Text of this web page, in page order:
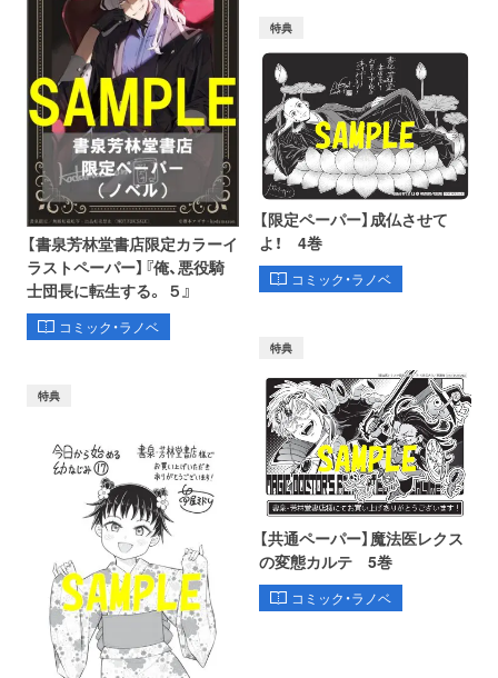
【書泉芳林堂書店限定カラーイ
ラストペーパー】『俺、悪役騎
士団長に転生する。 ５』
コミック・ラノベ
特典
【限定ペーパー】成仏させて
よ！ 4巻
コミック・ラノベ
特典
特典
【共通ペーパー】魔法医レクス
の変態カルテ 5巻
コミック・ラノベ